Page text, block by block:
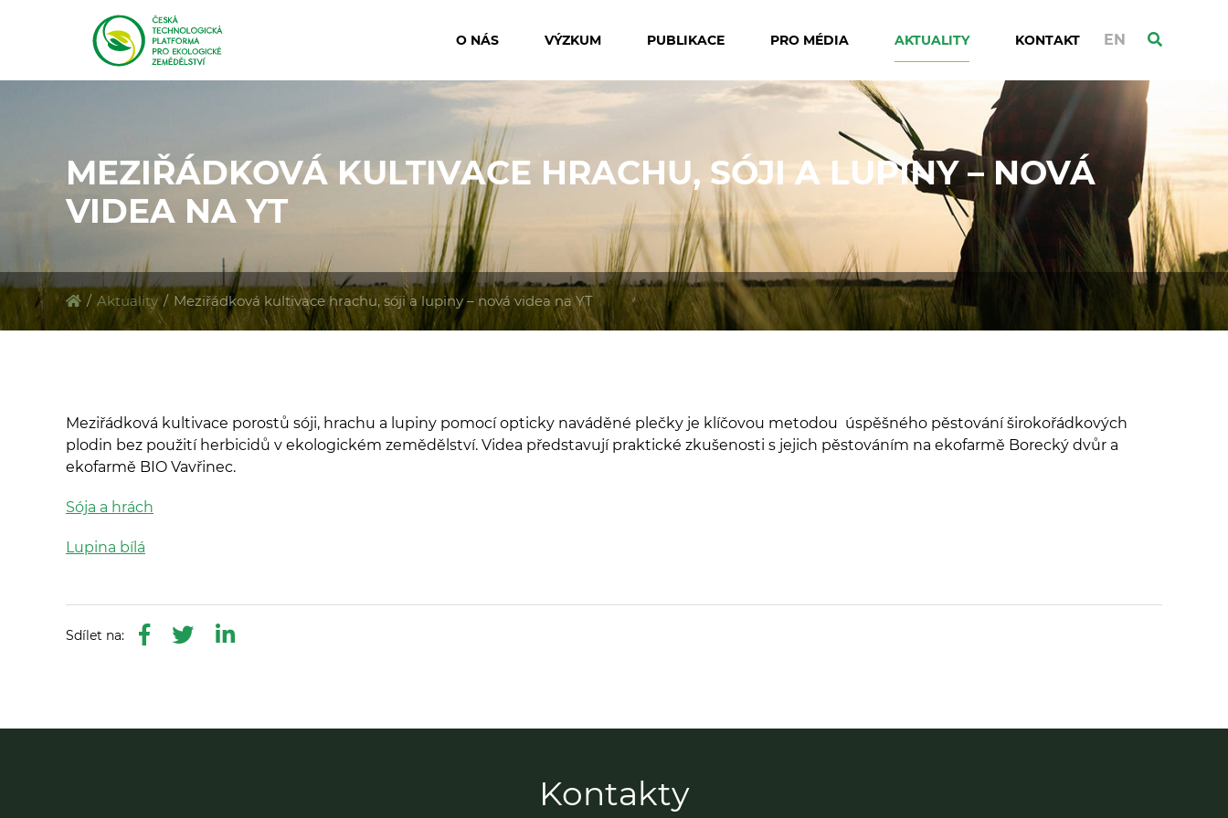
O NÁS VÝZKUM PUBLIKACE PRO MÉDIA AKTUALITY KONTAKT EN
MEZIŘÁDKOVÁ KULTIVACE HRACHU, SÓJI A LUPINY – NOVÁ
VIDEA NA YT
/ Aktuality / Meziřádková kultivace hrachu, sóji a lupiny – nová videa na YT
Meziřádková kultivace porostů sóji, hrachu a lupiny pomocí opticky naváděné plečky je klíčovou metodou úspěšného pěstování širokořádkových
plodin bez použití herbicidů v ekologickém zemědělství. Videa představují praktické zkušenosti s jejich pěstováním na ekofarmě Borecký dvůr a
ekofarmě BIO Vavřinec.
Sója a hrách
Lupina bílá
Kontakty